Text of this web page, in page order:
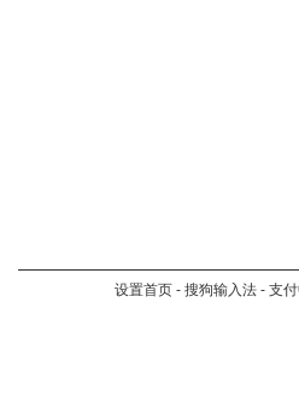
设置首页 - 搜狗输入法 - 支